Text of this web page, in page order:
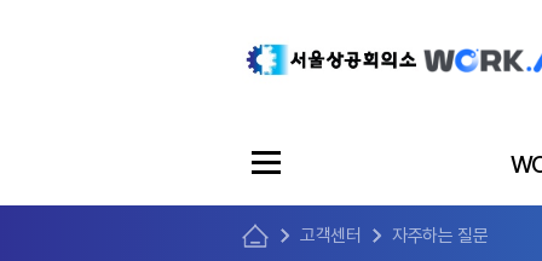
고객센터 자주하는 질문